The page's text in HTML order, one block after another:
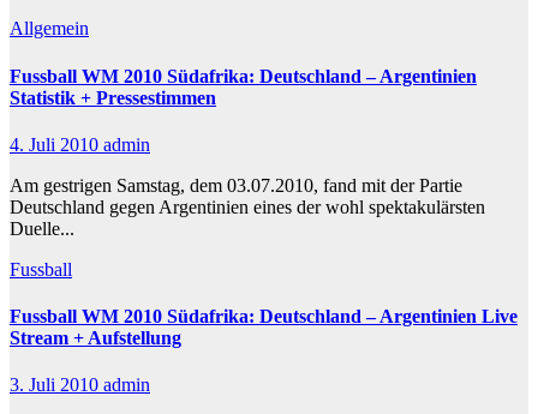
Allgemein
Fussball WM 2010 Südafrika: Deutschland – Argentinien
Statistik + Pressestimmen
4. Juli 2010 admin
Am gestrigen Samstag, dem 03.07.2010, fand mit der Partie
Deutschland gegen Argentinien eines der wohl spektakulärsten
Duelle...
Fussball
Fussball WM 2010 Südafrika: Deutschland – Argentinien Live
Stream + Aufstellung
3. Juli 2010 admin